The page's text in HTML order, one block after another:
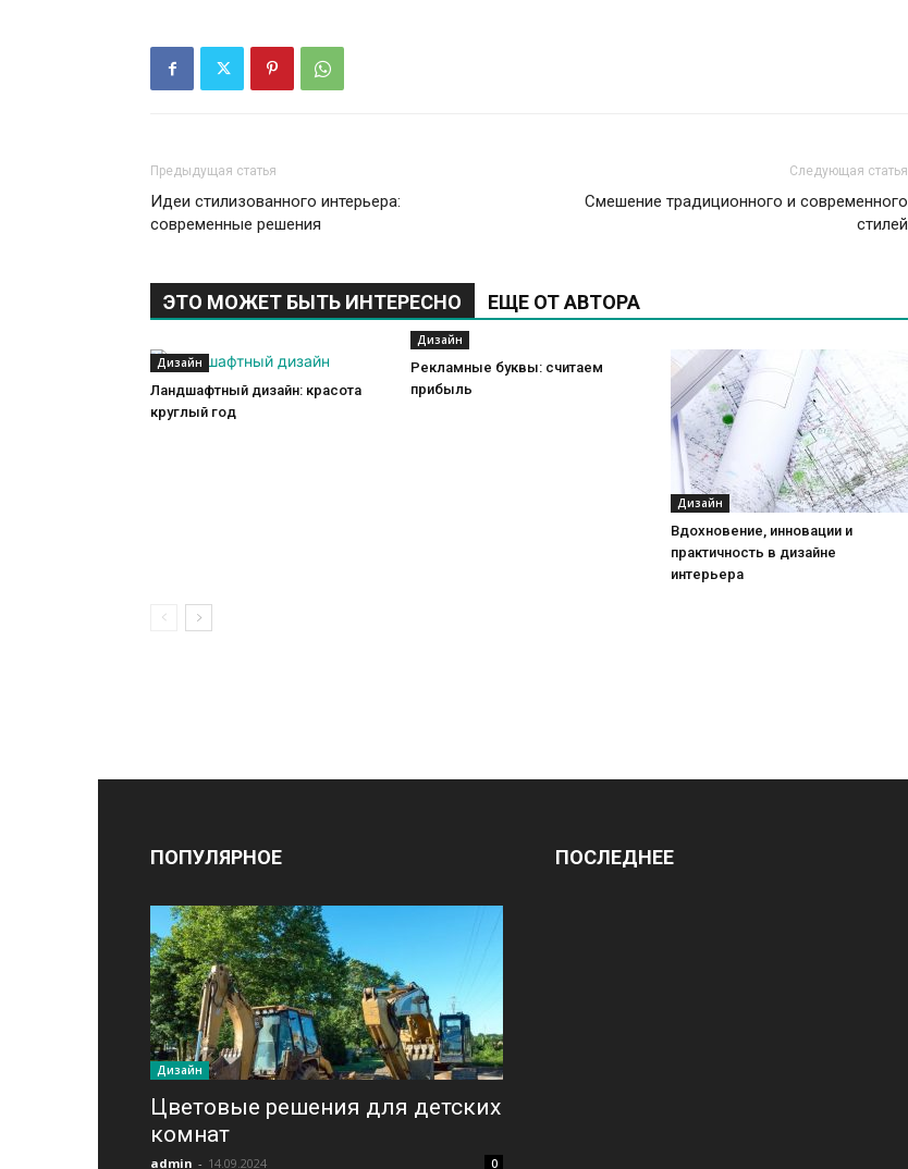
Предыдущая статья
Идеи стилизованного интерьера:
современные решения
Следующая статья
Смешение традиционного и современного
стилей
ЭТО МОЖЕТ БЫТЬ ИНТЕРЕСНО ЕЩЕ ОТ АВТОРА
Дизайн
Ландшафтный дизайн: красота
круглый год
Дизайн
Рекламные буквы: считаем
прибыль
Дизайн
Вдохновение, инновации и
практичность в дизайне
интерьера
ПОПУЛЯРНОЕ
Дизайн
Цветовые решения для детских
комнат
admin - 14.09.2024 0
ПОСЛЕДНЕЕ